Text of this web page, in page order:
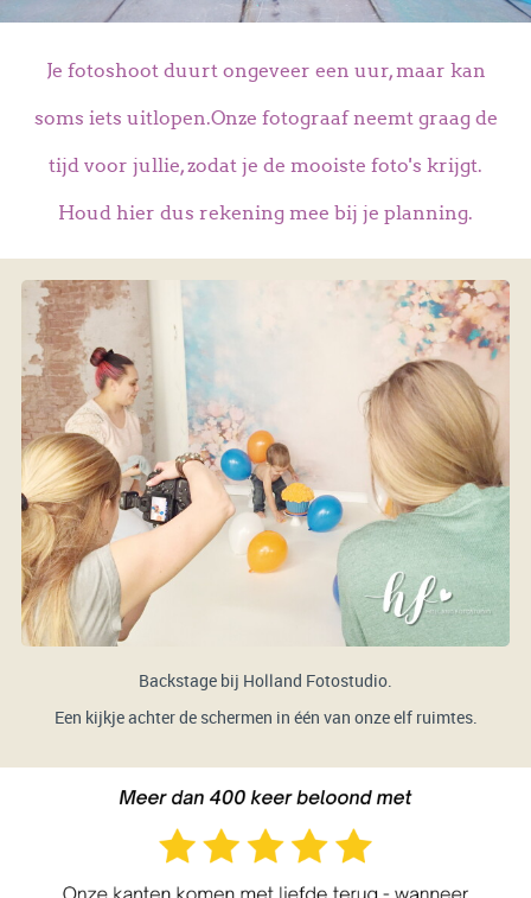
Je fotoshoot duurt ongeveer een uur, maar kan
soms iets uitlopen.Onze fotograaf neemt graag de
tijd voor jullie, zodat je de mooiste foto's krijgt.
Houd hier dus rekening mee bij je planning.
Backstage bij Holland Fotostudio.
Een kijkje achter de schermen in één van onze elf ruimtes.